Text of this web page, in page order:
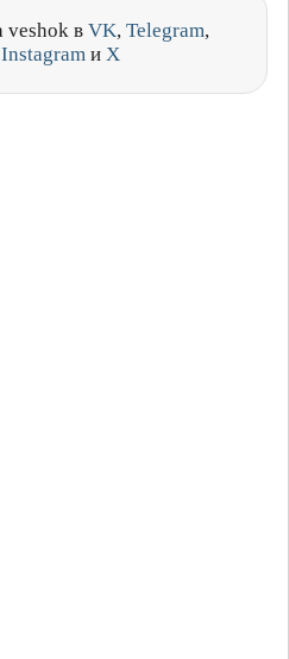
veshok в VK, Telegram,
Instagram и X